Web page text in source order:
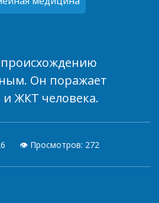
Он поражает
ЖКТ человека.
👁️ Просмотров: 272